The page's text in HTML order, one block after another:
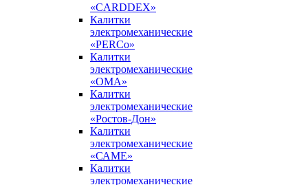
«CARDDEX»
Калитки
электромеханические
«PERCo»
Калитки
электромеханические
«ОМА»
Калитки
электромеханические
«Ростов-Дон»
Калитки
электромеханические
«САМЕ»
Калитки
электромеханические